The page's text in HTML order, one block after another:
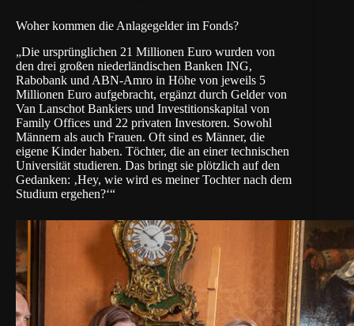
Woher kommen die Anlagegelder im Fonds?
„Die ursprünglichen 21 Millionen Euro wurden von
den drei großen niederländischen Banken ING,
Rabobank und ABN-Amro in Höhe von jeweils 5
Millionen Euro aufgebracht, ergänzt durch Gelder von
Van Lanschot Bankiers und Investitionskapital von
Family Offices und 22 privaten Investoren. Sowohl
Männern als auch Frauen. Oft sind es Männer, die
eigene Kinder haben. Töchter, die an einer technischen
Universität studieren. Das bringt sie plötzlich auf den
Gedanken: ‚Hey, wie wird es meiner Tochter nach dem
Studium ergehen?‘“